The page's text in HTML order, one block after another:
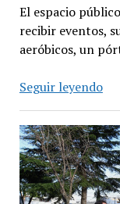
El espacio
recibir eventos,
aeróbicos, un
Seguir leyendo
y
el